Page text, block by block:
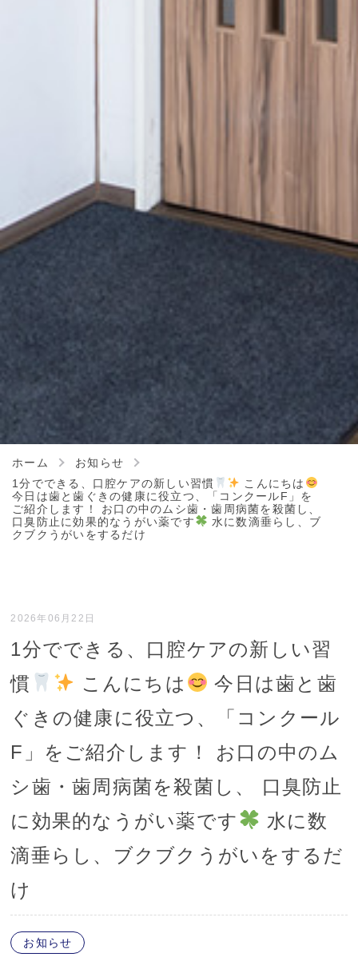
ホーム
お知らせ
1分でできる、口腔ケアの新しい習慣
こんにちは
今日は歯と歯ぐきの健康に役立つ、「コンクールF」を
ご紹介します！ お口の中のムシ歯・歯周病菌を殺菌し、
口臭防止に効果的なうがい薬です
水に数滴垂らし、ブ
クブクうがいをするだけ
2026年06月22日
1分でできる、口腔ケアの新しい習
慣
こんにちは
今日は歯と歯
ぐきの健康に役立つ、「コンクール
F」をご紹介します！ お口の中のム
シ歯・歯周病菌を殺菌し、 口臭防止
に効果的なうがい薬です
水に数
滴垂らし、ブクブクうがいをするだ
け
お知らせ